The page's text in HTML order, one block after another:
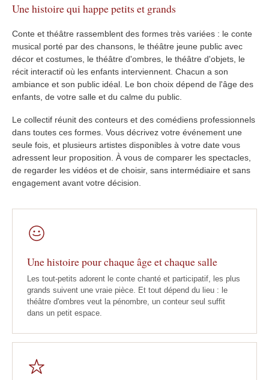
Une histoire qui happe petits et grands
Conte et théâtre rassemblent des formes très variées : le conte
musical porté par des chansons, le théâtre jeune public avec
décor et costumes, le théâtre d'ombres, le théâtre d'objets, le
récit interactif où les enfants interviennent. Chacun a son
ambiance et son public idéal. Le bon choix dépend de l'âge des
enfants, de votre salle et du calme du public.
Le collectif réunit des conteurs et des comédiens professionnels
dans toutes ces formes. Vous décrivez votre événement une
seule fois, et plusieurs artistes disponibles à votre date vous
adressent leur proposition. À vous de comparer les spectacles,
de regarder les vidéos et de choisir, sans intermédiaire et sans
engagement avant votre décision.
Une histoire pour chaque âge et chaque salle
Les tout-petits adorent le conte chanté et participatif, les plus
grands suivent une vraie pièce. Et tout dépend du lieu : le
théâtre d'ombres veut la pénombre, un conteur seul suffit
dans un petit espace.